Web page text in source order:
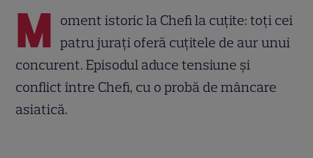
M oment istoric la Chefi la cuțite: toți cei
patru jurați oferă cuțitele de aur unui
concurent. Episodul aduce tensiune și
conflict între Chefi, cu o probă de mâncare
asiatică.